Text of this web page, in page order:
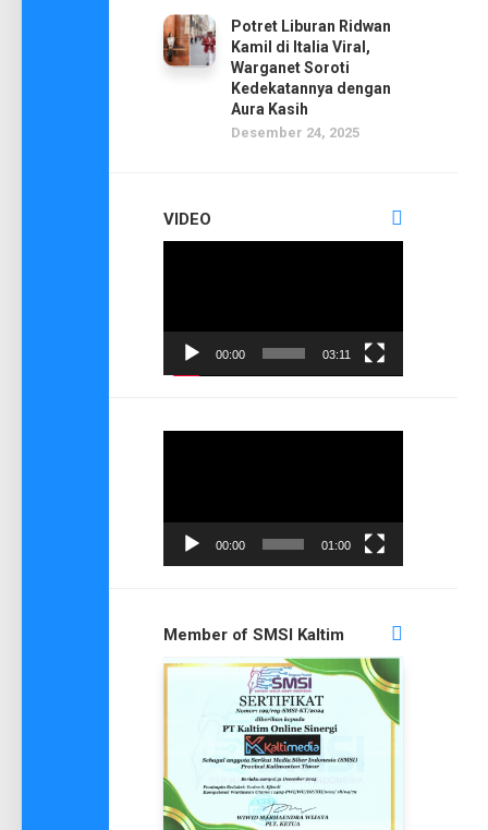
Potret Liburan Ridwan
Kamil di Italia Viral,
Warganet Soroti
Kedekatannya dengan
Aura Kasih
Desember 24, 2025
VIDEO
00:00 03:11
00:00 01:00
Member of SMSI Kaltim